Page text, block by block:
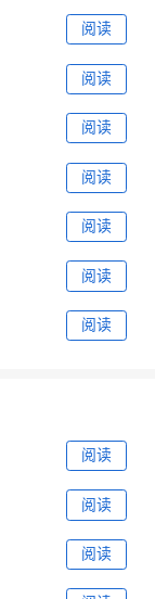
阅读
阅读
阅读
阅读
阅读
阅读
阅读
阅读
阅读
阅读